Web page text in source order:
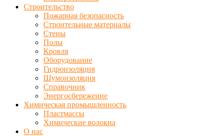
Строительство
Пожарная безопасность
Строительные материалы
Стены
Полы
Кровля
Оборудование
Гидроизоляция
Шумоизоляция
Справочник
Энергосбережение
Химическая промышленность
Пластмассы
Химические волокна
О нас